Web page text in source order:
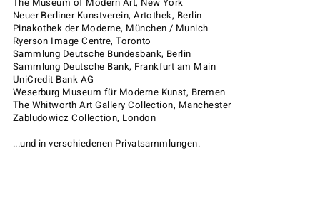
Neuer Berliner Kunstverein, Artothek, Berlin
Pinakothek der Moderne, München / Munich
Ryerson Image Centre, Toronto
Sammlung Deutsche Bundesbank, Berlin
Sammlung Deutsche Bank, Frankfurt am Main
UniCredit Bank AG
Weserburg Museum für Moderne Kunst, Bremen
The Whitworth Art Gallery Collection, Manchester
Zabludowicz Collection, London
...und in verschiedenen Privatsammlungen.